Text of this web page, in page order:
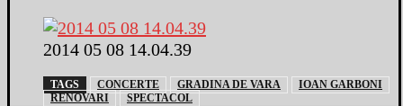
2014 05 08 14.04.39
TAGS CONCERTE GRADINA DE VARA
IOAN GARBONI
RENOVARI
SPECTACOL